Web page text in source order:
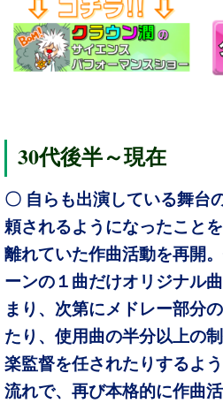
30代後半～現在
〇 自らも出演している舞台
頼されるようになったこと
離れていた作曲活動を再開
ーンの１曲だけオリジナル
まり、次第にメドレー部分
たり、使用曲の半分以上の
楽監督を任されたりするよ
流れで、再び本格的に作曲